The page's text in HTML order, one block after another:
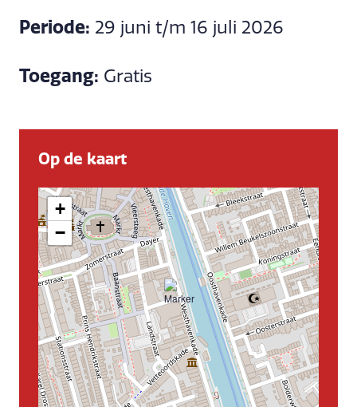
Periode: 29 juni t/m 16 juli 2026
Toegang: Gratis
Op de kaart
+
−